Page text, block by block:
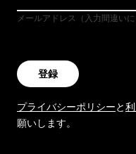
メールアドレス（入力間違いに
登録
プライバシーポリシーと
願いします。